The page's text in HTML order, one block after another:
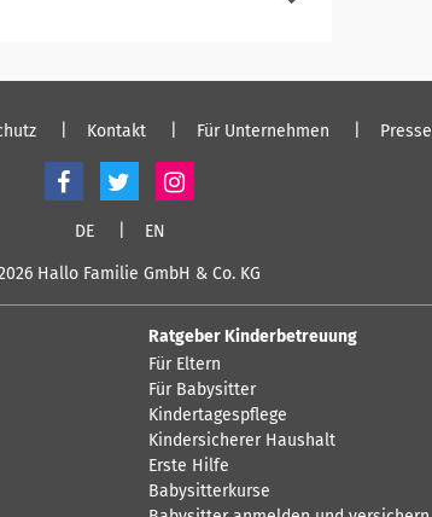
Kontakt Für Unternehmen Presse
DE EN
Hallo Familie GmbH & Co. KG
Ratgeber Kinderbetreuung
Für Eltern
Für Babysitter
Kindertagespflege
Kindersicherer Haushalt
Erste Hilfe
Babysitterkurse